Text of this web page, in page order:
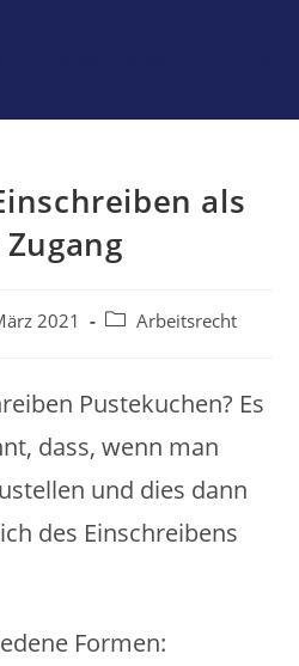
als
2021
Beitrags-
Arbeitsrecht
Pustekuchen? Es
dass, wenn man
und dies dann
des Einschreibens
Formen: